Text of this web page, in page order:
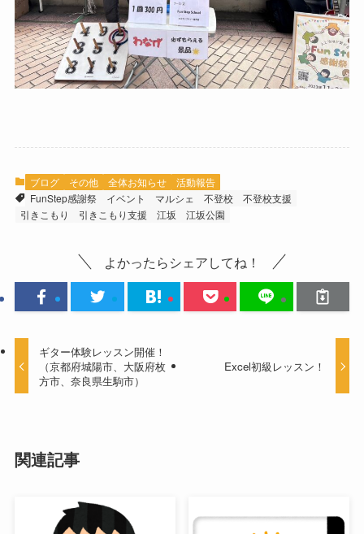
ブログ その他 全体お知らせ
活動報告
FunStep感謝祭
イベント マルシェ 不登校
不登校支援
引きこもり
引きこもり支援 江坂 江坂公園
よかったらシェアしてね！
ギター体験レッスン開催！
（京都府城陽市、大阪府枚
方市、奈良県生駒市）
Excel初級レッスン！
関連記事